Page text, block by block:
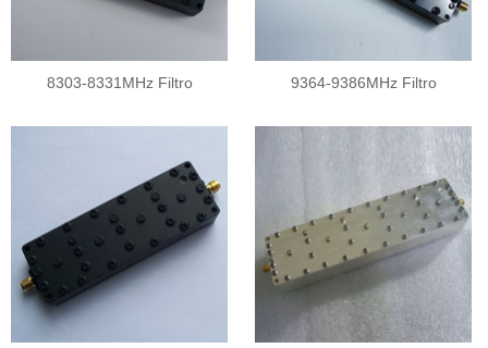
8303-8331MHz Filtro 9364-9386MHz Filtro